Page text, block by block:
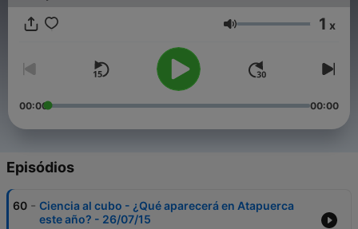
Volume 1 x
00:00 00:00
Episódios
60 - Ciencia al cubo - ¿Qué aparecerá en Atapuerca
este año? - 26/07/15